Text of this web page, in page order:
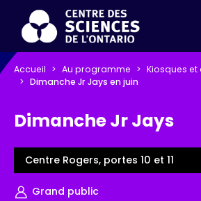
Accueil Au programme
Kiosques
Dimanche Jr Jays en juin
Dimanche Jr Jays
Centre Rogers, portes 10 et 11
Grand public